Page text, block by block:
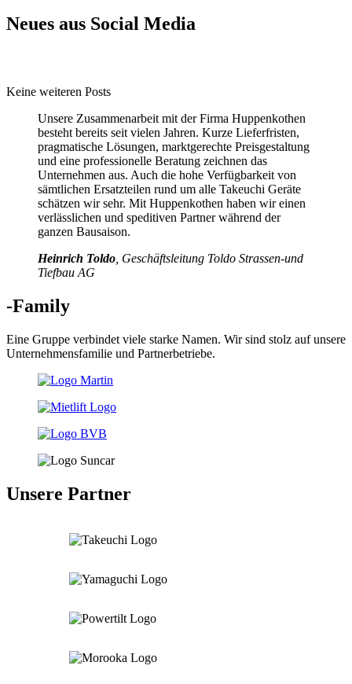
Neues aus Social Media
Keine weiteren Posts
Unsere Zusammenarbeit mit der Firma Huppenkothen
besteht bereits seit vielen Jahren. Kurze Lieferfristen,
pragmatische Lösungen, marktgerechte Preisgestaltung
und eine professionelle Beratung zeichnen das
Unternehmen aus. Auch die hohe Verfügbarkeit von
sämtlichen Ersatzteilen rund um alle Takeuchi Geräte
schätzen wir sehr. Mit Huppenkothen haben wir einen
verlässlichen und speditiven Partner während der
ganzen Bausaison.
Heinrich Toldo , Geschäftsleitung Toldo Strassen-und
Tiefbau AG
-Family
Eine Gruppe verbindet viele starke Namen. Wir sind stolz auf unsere
Unternehmensfamilie und Partnerbetriebe.
Unsere Partner